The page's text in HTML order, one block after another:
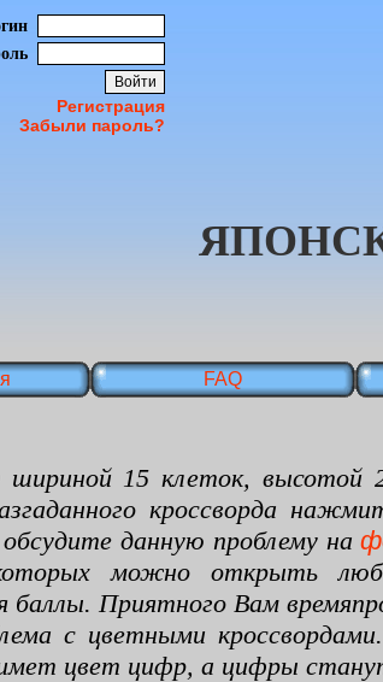
Регистрация
Забыли пароль?
FAQ
15 клеток, высотой 20
кроссворда
данную проблему на
можно открыть
баллы. Приятного Вам
с цветными
цвет цифр, а цифры